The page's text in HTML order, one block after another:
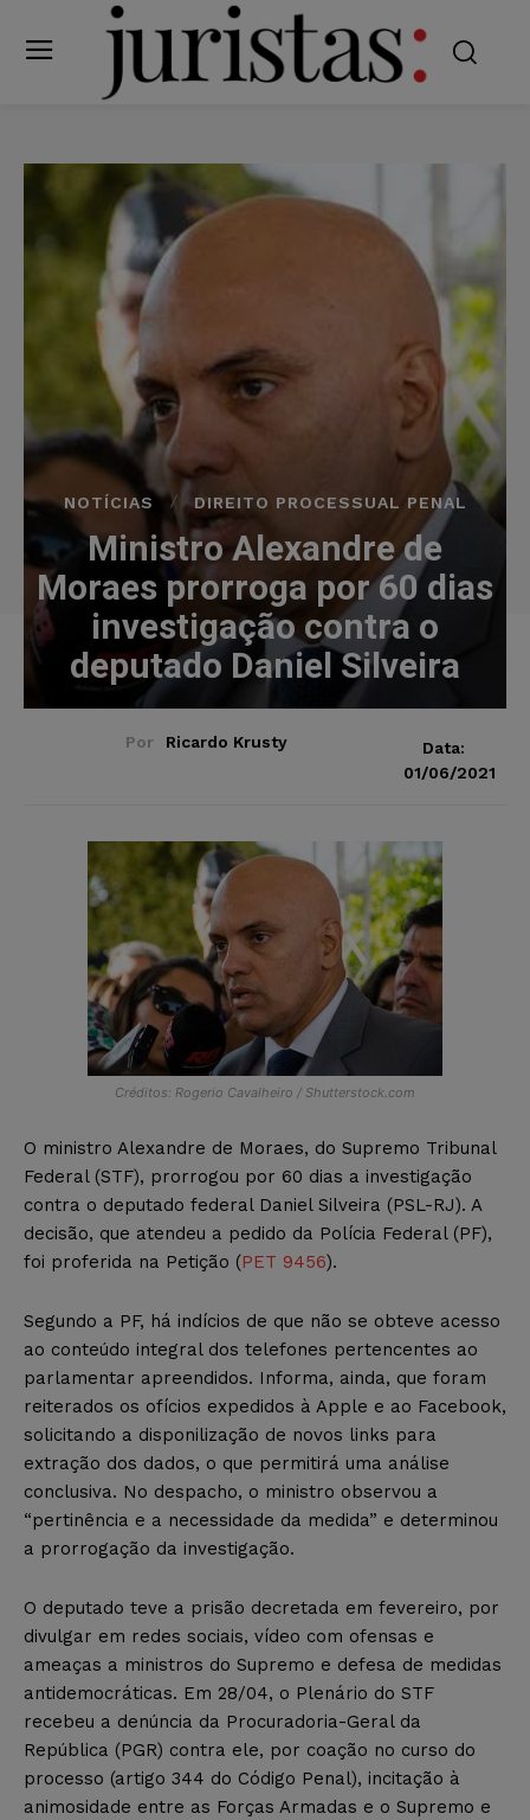
NOTÍCIAS DIREITO PROCESSUAL PENAL
Ministro Alexandre de
Moraes prorroga por 60 dias
investigação contra o
deputado Daniel Silveira
Por Ricardo Krusty
Data:
01/06/2021
Créditos: Rogerio Cavalheiro / Shutterstock.com
O ministro Alexandre de Moraes, do Supremo Tribunal
Federal (STF), prorrogou por 60 dias a investigação
contra o deputado federal Daniel Silveira (PSL-RJ). A
decisão, que atendeu a pedido da Polícia Federal (PF),
foi proferida na Petição (PET 9456).
Segundo a PF, há indícios de que não se obteve acesso
ao conteúdo integral dos telefones pertencentes ao
parlamentar apreendidos. Informa, ainda, que foram
reiterados os ofícios expedidos à Apple e ao Facebook,
solicitando a disponilização de novos links para
extração dos dados, o que permitirá uma análise
conclusiva. No despacho, o ministro observou a
“pertinência e a necessidade da medida” e determinou
a prorrogação da investigação.
O deputado teve a prisão decretada em fevereiro, por
divulgar em redes sociais, vídeo com ofensas e
ameaças a ministros do Supremo e defesa de medidas
antidemocráticas. Em 28/04, o Plenário do STF
recebeu a denúncia da Procuradoria-Geral da
República (PGR) contra ele, por coação no curso do
processo (artigo 344 do Código Penal), incitação à
animosidade entre as Forças Armadas e o Supremo e